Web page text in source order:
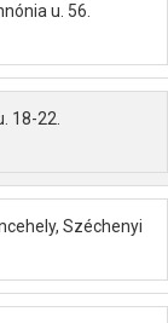
u. 56.
18-22.
Széchenyi